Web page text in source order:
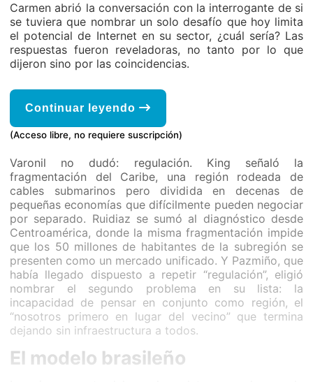
Carmen abrió la conversación con la interrogante de si
se tuviera que nombrar un solo desafío que hoy limita
el potencial de Internet en su sector, ¿cuál sería? Las
respuestas fueron reveladoras, no tanto por lo que
dijeron sino por las coincidencias.
Continuar leyendo
(Acceso libre, no requiere suscripción)
Varonil no dudó: regulación. King señaló la
fragmentación del Caribe, una región rodeada de
cables submarinos pero dividida en decenas de
pequeñas economías que difícilmente pueden negociar
por separado. Ruidiaz se sumó al diagnóstico desde
Centroamérica, donde la misma fragmentación impide
que los 50 millones de habitantes de la subregión se
presenten como un mercado unificado. Y Pazmiño, que
había llegado dispuesto a repetir “regulación”, eligió
nombrar el segundo problema en su lista: la
incapacidad de pensar en conjunto como región, el
“nosotros primero en lugar del vecino” que termina
dejando sin infraestructura a todos.
El modelo brasileño